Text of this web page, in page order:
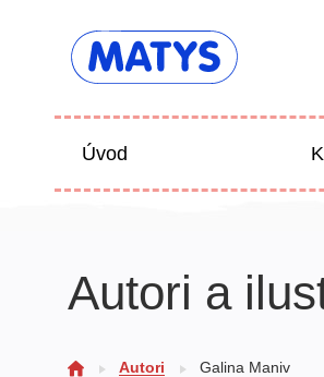
Úvod
Autori a
Autori Galina Maniv